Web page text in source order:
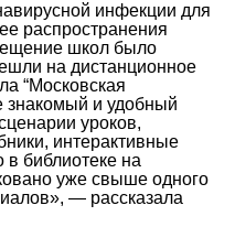
инфекции для
распространения
школ было
на дистанционное
“Московская
знакомый и удобный
уроков,
интерактивные
в библиотеке на
уже свыше одного
— рассказала